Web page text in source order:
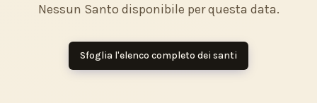
Nessun Santo disponibile per questa data.
Sfoglia l'elenco completo dei santi